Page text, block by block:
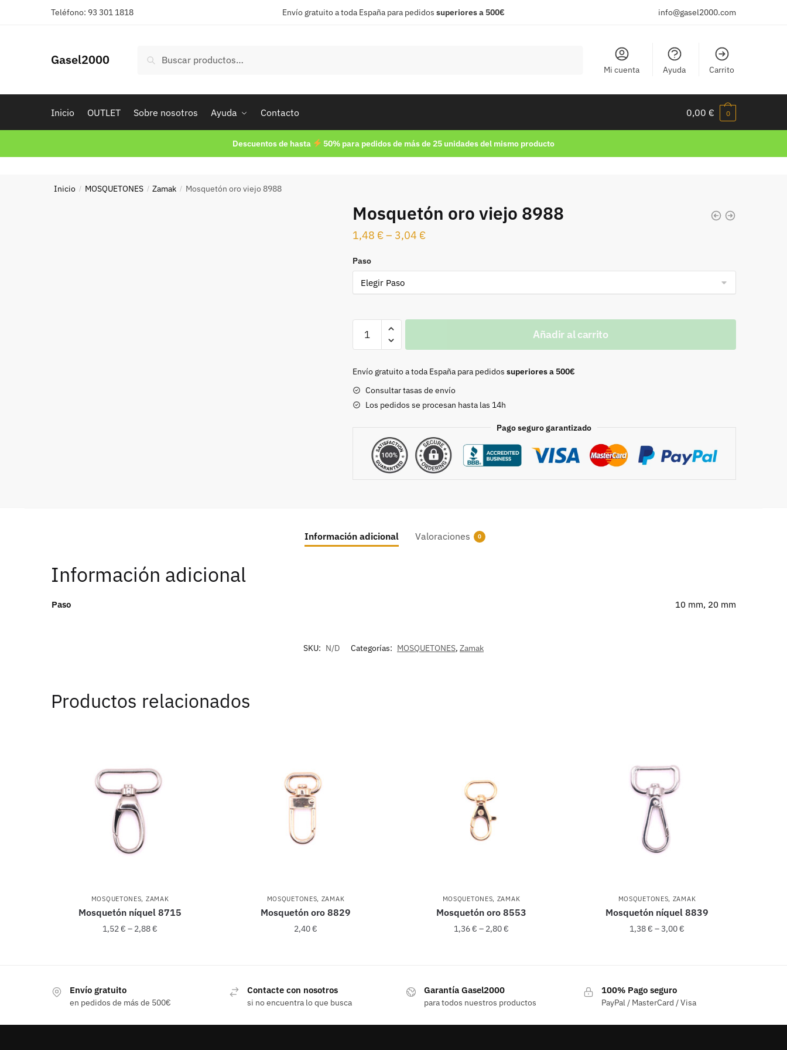
Teléfono: 93 301 1818 Envío gratuito a toda España para pedidos superiores a 500€ info@gasel2000.com
Gasel2000
por:
Buscar
Mi cuenta Ayuda Carrito
Inicio OUTLET Sobre nosotros Ayuda Contacto 0,00 € 0
Descuentos de hasta 50% para pedidos de más de 25 unidades del mismo producto
Inicio / MOSQUETONES / Zamak / Mosquetón oro viejo 8988
Mosquetón oro viejo 8988
1,48 €– 3,04 €
Paso
Mosquetón
oro
8988
cantidad
Añadir al carrito
Envío gratuito a toda España para pedidos superiores a 500€
Consultar tasas de envío
Los pedidos se procesan hasta las 14h
Pago seguro garantizado
Información adicional Valoraciones 0
Información adicional
Paso 10 mm, 20 mm
SKU: N/D Categorías: MOSQUETONES, Zamak
Productos relacionados
MOSQUETONES, ZAMAK
Mosquetón níquel 8715
1,52 € – 2,88€
tiene
MOSQUETONES, ZAMAK
Mosquetón oro 8829
2,40€
MOSQUETONES, ZAMAK
Mosquetón oro 8553
1,36€ – 2,80€
producto
tiene
MOSQUETONES, ZAMAK
Mosquetón níquel 8839
1,38€ –3,00€
producto
tiene
Envío gratuito
en pedidos de más de 500€
Contacte con nosotros
si no encuentra lo que busca
Garantía Gasel2000
para todos nuestros productos
100% Pago seguro
PayPal / MasterCard / Visa